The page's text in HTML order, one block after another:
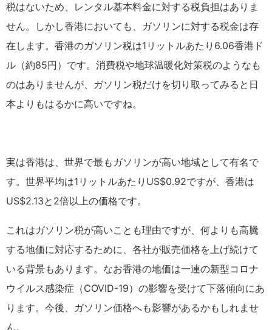
税はないため、レンタル基本料金に対する税負担はありま
せん。しかし香港においても、ガソリンに対する税金は存
在します。香港のガソリン税は1リットルあたり6.06香港ド
ル（約85円）です。消費税や地球温暖化対策税のようなも
のはありませんが、ガソリン税だけを切り取ってみると日
本よりもはるかに高いですね。
実は香港は、世界で最もガソリンが高い地域として有名で
す。世界平均は1リットルあたりUS$0.92ですが、香港は
US$2.13と2倍以上の価格です。
これはガソリン税が高いことも理由ですが、何よりも高騰
する地価に対応するために、各社が販売価格を上げ続けて
いる背景もあります。なお香港の地価は一連の新型コロナ
ウイルス感染症（COVID-19）の影響を受けて下落傾向にあ
ります。今後、ガソリン価格へも影響があるかもしれませ
ん。